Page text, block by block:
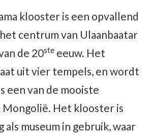
klooster is een opvallend
centrum van Ulaanbaatar
de 20ste eeuw. Het
uit vier tempels, en wordt
een van de mooiste
Mongolië. Het klooster is
museum in gebruik, waar